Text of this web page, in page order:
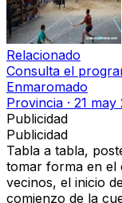
Relacionado
Consulta el
Enmaromado
Provincia · 21 may
Publicidad
Publicidad
Tabla a tabla,
tomar forma en el
vecinos, el inicio
comienzo de la